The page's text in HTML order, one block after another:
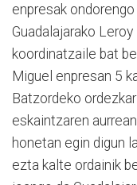
enpresak
Guadalajarako
koordinatzaile bat
Miguel enpresan 5
Batzordeko
eskaintzaren
honetan egin digun
ezta kalte ordainik